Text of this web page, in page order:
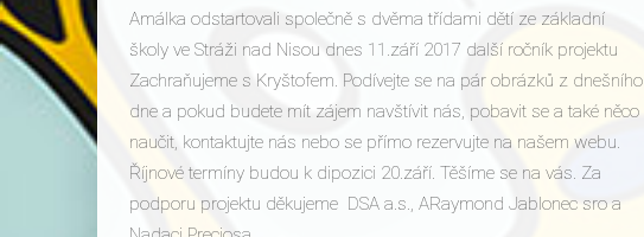
Amálka odstartovali společně s dvěma třídami dětí ze základní
školy ve Stráži nad Nisou dnes 11.září 2017 další ročník projektu
Zachraňujeme s Kryštofem. Podívejte se na pár obrázků z dnešního
dne a pokud budete mít zájem navštívit nás, pobavit se a také něco
naučit, kontaktujte nás nebo se přímo rezervujte na našem webu.
Říjnové termíny budou k dipozici 20.září. Těšíme se na vás. Za
podporu projektu děkujeme DSA a.s., ARaymond Jablonec sro a